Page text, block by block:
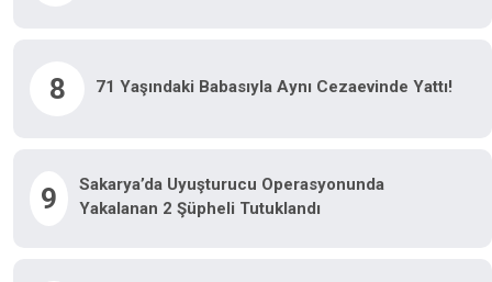
8 71 Yaşındaki Babasıyla Aynı Cezaevinde Yattı!
9
Sakarya’da Uyuşturucu Operasyonunda
Yakalanan 2 Şüpheli Tutuklandı